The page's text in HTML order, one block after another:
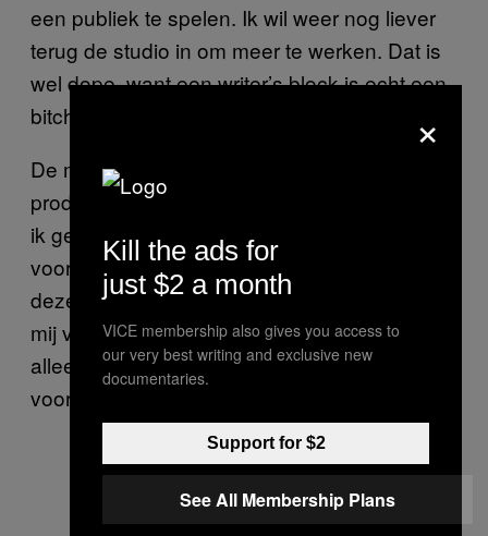
een publiek te spelen. Ik wil weer nog liever
terug de studio in om meer te werken. Dat is
wel dope, want een writer’s block is echt een
bitch om te hebben.
De mogelijkheid hebben om zo hecht met
producers te werken die muziek maken waar
ik gek op ben is ook een enorme inspiratie
voor mijn muziek. Ik ben erg dankbaar dat
deze jongens mijn mening op prijs stellen en
mij vertrouwen met hun zaken. Dat geeft mij
alleen maar meer vertrouwen om verder
vooruit te gaan met mijn eigen werk.
×
Kill the ads for
just $2 a month
VICE membership also gives you access to
our very best writing and exclusive new
documentaries.
Support for $2
See All Membership Plans